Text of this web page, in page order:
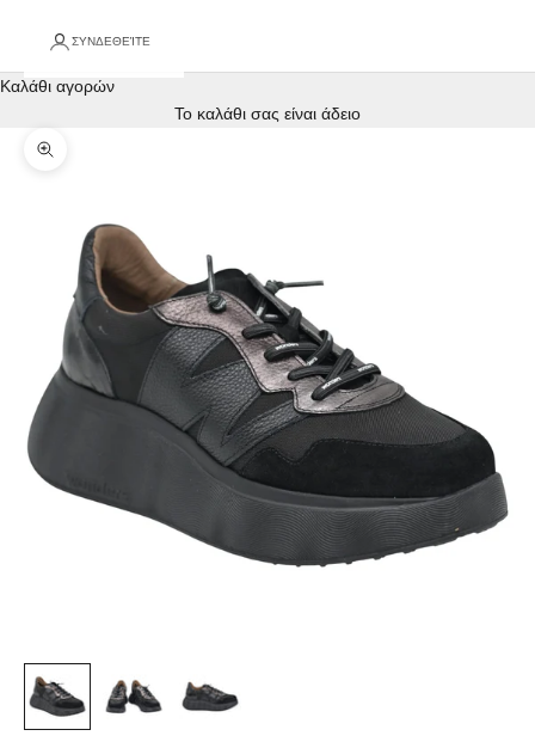
ΣΥΝΔΕΘΕΊΤΕ
Καλάθι αγορών
Το καλάθι σας είναι άδειο
Zoom picture